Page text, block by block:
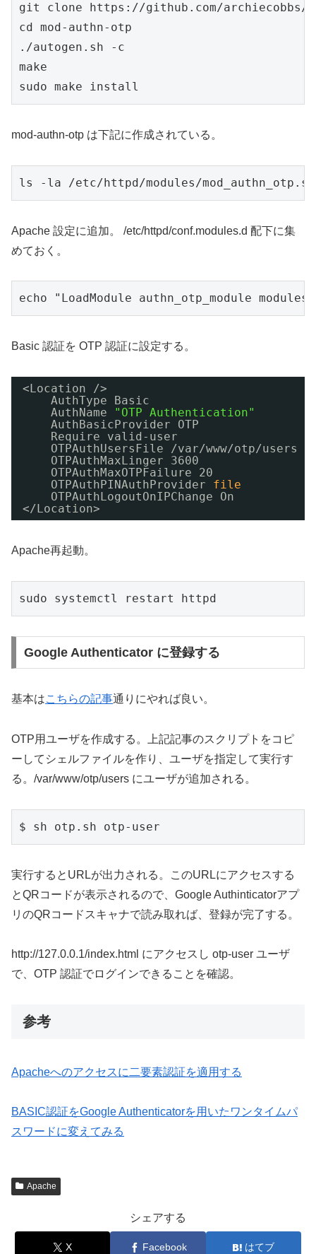
git clone https://github.com/archiecobbs/
cd mod-authn-otp
./autogen.sh -c
make
sudo make install
mod-authn-otp は下記に作成されている。
ls -la /etc/httpd/modules/mod_authn_otp.so
Apache 設定に追加。 /etc/httpd/conf.modules.d 配下に集
めておく。
echo "LoadModule authn_otp_module
Basic 認証を OTP 認証に設定する。
<Location />
AuthType Basic
AuthName
"OTP Authentication"
AuthBasicProvider OTP
Require valid-user
OTPAuthUsersFile /var/www/otp/users
OTPAuthMaxLinger 3600
OTPAuthMaxOTPFailure 20
OTPAuthPINAuthProvider file
OTPAuthLogoutOnIPChange On
</Location>
Apache再起動。
sudo systemctl restart httpd
Google Authenticator に登録する
基本はこちらの記事通りにやれば良い。
OTP用ユーザを作成する。上記記事のスクリプトをコピ
ーしてシェルファイルを作り、ユーザを指定して実行す
る。/var/www/otp/users にユーザが追加される。
$ sh otp.sh otp-user
実行するとURLが出力される。このURLにアクセスする
とQRコードが表示されるので、Google Authinticatorアプ
リのQRコードスキャナで読み取れば、登録が完了する。
http://127.0.0.1/index.html にアクセスし otp-user ユーザ
で、OTP 認証でログインできることを確認。
参考
Apacheへのアクセスに二要素認証を適用する
BASIC認証をGoogle Authenticatorを用いたワンタイムパ
スワードに変えてみる
Apache
シェアする
X Facebook はてブ